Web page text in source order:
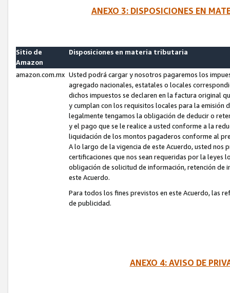
ANEXO 3: DISPOSICIONES EN
Sitio de
Amazon
Disposiciones en materia tributaria
amazon.com.mx Usted podrá cargar y nosotros pagaremos los
agregado nacionales, estatales o locales
dichos impuestos se declaren en la factura original
y cumplan con los requisitos locales para la emisión
legalmente tengamos la obligación de deducir o
y el pago que se le realice a usted conforme a la
liquidación de los montos pagaderos conforme al
A lo largo de la vigencia de este Acuerdo, usted
certificaciones que nos sean requeridas por la leyes
obligación de solicitud de información, retención de
este Acuerdo.
Para todos los fines previstos en este Acuerdo, las
de publicidad.
ANEXO 4: AVISO DE